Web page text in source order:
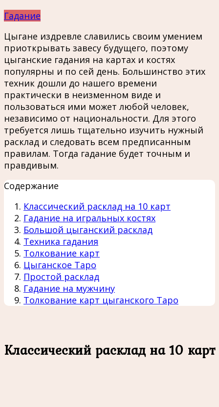
Гадание
Цыгане издревле славились своим умением
приоткрывать завесу будущего, поэтому
цыганские гадания на картах и костях
популярны и по сей день. Большинство этих
техник дошли до нашего времени
практически в неизменном виде и
пользоваться ими может любой человек,
независимо от национальности. Для этого
требуется лишь тщательно изучить нужный
расклад и следовать всем предписанным
правилам. Тогда гадание будет точным и
правдивым.
Содержание
Классический расклад на 10 карт
Гадание на игральных костях
Большой цыганский расклад
Техника гадания
Толкование карт
Цыганское Таро
Простой расклад
Гадание на мужчину
Толкование карт цыганского Таро
Классический расклад на 10 карт